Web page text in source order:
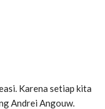
Karena setiap kita
Andrei Angouw.